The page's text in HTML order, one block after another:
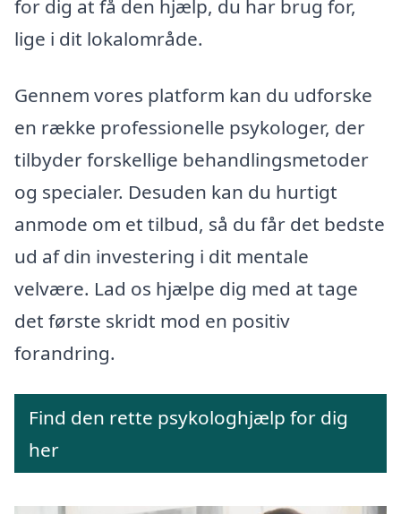
for dig at få den hjælp, du har brug for,
lige i dit lokalområde.
Gennem vores platform kan du udforske
en række professionelle psykologer, der
tilbyder forskellige behandlingsmetoder
og specialer. Desuden kan du hurtigt
anmode om et tilbud, så du får det bedste
ud af din investering i dit mentale
velvære. Lad os hjælpe dig med at tage
det første skridt mod en positiv
forandring.
Find den rette psykologhjælp for dig
her